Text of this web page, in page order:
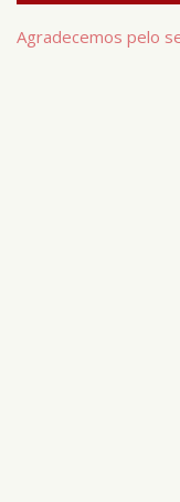
Agradecemos pelo